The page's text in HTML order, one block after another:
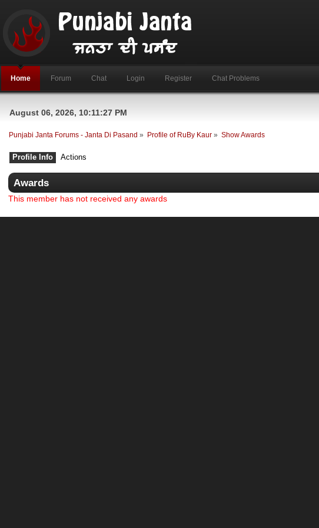
Home Forum Chat Login Register Chat Problems
August 06, 2026, 10:11:27 PM
Punjabi Janta Forums - Janta Di Pasand » Profile of RuBy Kaur » Show Awards
Profile Info Actions
Awards
This member has not received any awards